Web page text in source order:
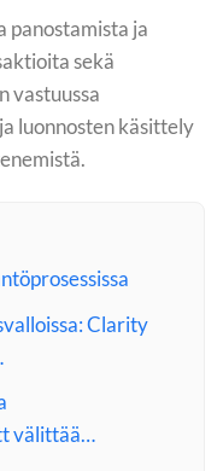
panostamista ja
sekä
vastuussa
luonnosten käsittely
Clarity
välittää…